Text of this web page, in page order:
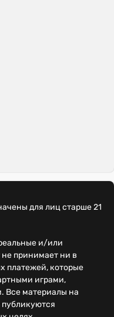
для лиц старше 21
и/или
не принимает ни в
платежей, которые
играми,
Все материалы на